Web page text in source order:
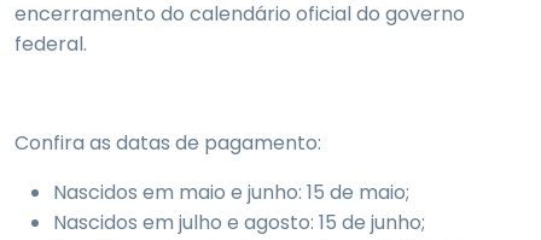
encerramento do calendário oficial do governo
federal.
Confira as datas de pagamento:
Nascidos em maio e junho: 15 de maio;
Nascidos em julho e agosto: 15 de junho;